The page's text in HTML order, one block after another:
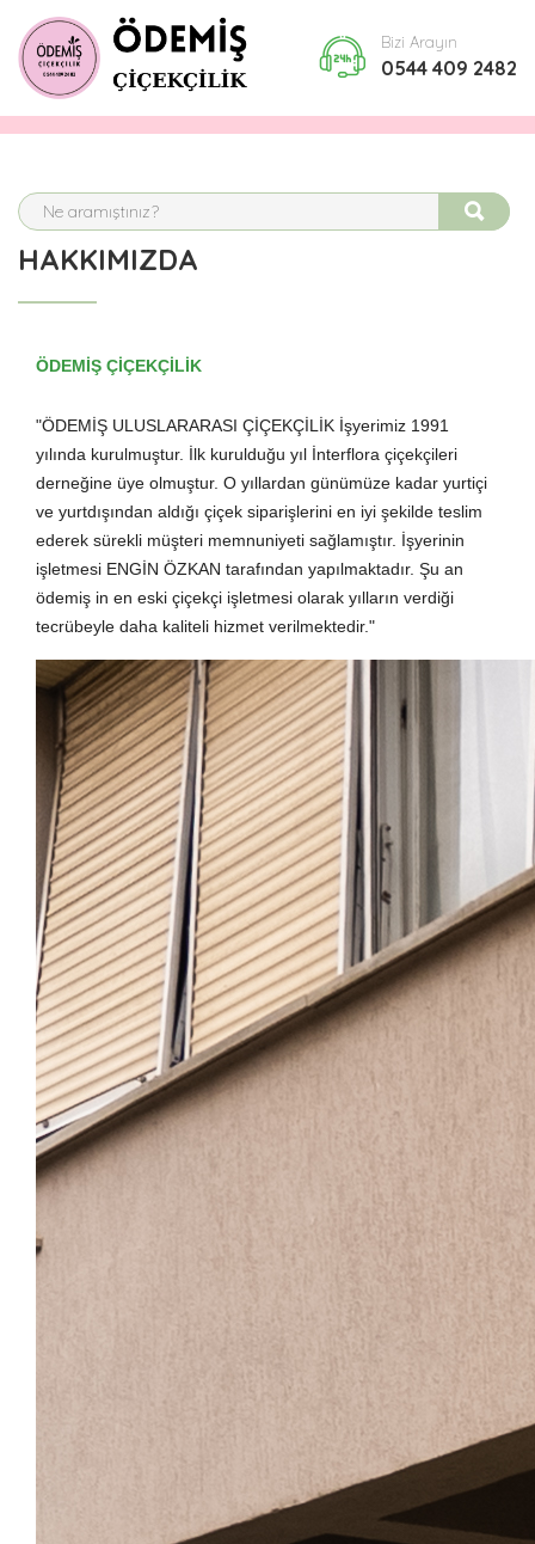
Bizi Arayın
0544 409 2482
HAKKIMIZDA
ÖDEMİŞ ÇİÇEKÇİLİK
"ÖDEMİŞ ULUSLARARASI ÇİÇEKÇİLİK İşyerimiz 1991
yılında kurulmuştur. İlk kurulduğu yıl İnterflora çiçekçileri
derneğine üye olmuştur. O yıllardan günümüze kadar yurtiçi
ve yurtdışından aldığı çiçek siparişlerini en iyi şekilde teslim
ederek sürekli müşteri memnuniyeti sağlamıştır. İşyerinin
işletmesi ENGİN ÖZKAN tarafından yapılmaktadır. Şu an
ödemiş in en eski çiçekçi işletmesi olarak yılların verdiği
tecrübeyle daha kaliteli hizmet verilmektedir."